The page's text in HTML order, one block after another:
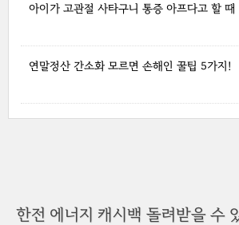
아이가 고관절 사타구니 통증 아프다고 할
연말정산 간소화 모르면 손해인 꿀팁 5가지!
한전 에너지 캐시백 돌려받을 수